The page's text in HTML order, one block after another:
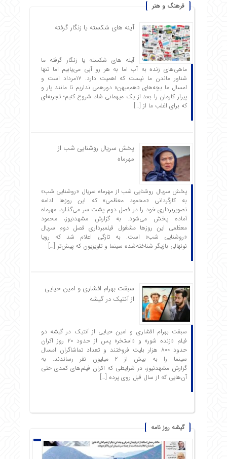
فرهنگ و هنر
آینه های شکسته یا زنگار گرفته
آینه های شکسته یا زنگار گرفته ما
ماهی‌های زنده به آب اما به هر رو آبی می‌یابیم اما تنها
شناور ماندن ما نیست که اهمیت دارد. ۱۷مرداد است و
امسال ما بچه‌های «هم‌میهن» دورهمی نداریم تا مانند پار و
پیرار کارمان را بعد از یک میهمانی شاد شروع ‌کنیم؛ تجربه‌ای
که برای اغلب ما از […]
پخش سریال روشنایی شب از
مهرماه
پخش سریال روشنایی شب از مهرماه سریال «روشنایی شب»
به کارگردانی «محمود معظمی» که این روزها ادامه
تصویربرداری خود را در فصل دوم پشت سر می‌گذارد، مهرماه
آماده پخش می‌شود. به گزارش مشهدنیوز، محمود
معظمی این روزها مشغول فیلمبرداری فصل دوم سریال
«روشنایی شب» است. به تازگی اعلام شد که رویا
نونهالی بازیگر شناخته‌شده سینما و تلویزیون که پیش‌تر […]
سبقت بهرام افشاری و امین حیایی
از آنتیک در گیشه
سبقت بهرام افشاری و امین حیایی از آنتیک در گیشه دو
فیلم «زنده شور» و «استخر» پس از حدود ۲۰ روز اکران
حدود ۸۰۰ هزار بلیت فروختند و تعداد تماشاگران امسال
سینما را به بیش از ۲ میلیون نفر رساندند. به
گزارش مشهدنیوز، در شرایطی که اکران فیلم‌های کمدی حتی
آن‌هایی که از سال قبل روی پرده […]
گیشه روز نامه